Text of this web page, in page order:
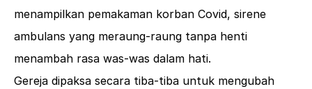
menampilkan pemakaman korban Covid, sirene
ambulans yang meraung-raung tanpa henti
menambah rasa was-was dalam hati.
Gereja dipaksa secara tiba-tiba untuk mengubah